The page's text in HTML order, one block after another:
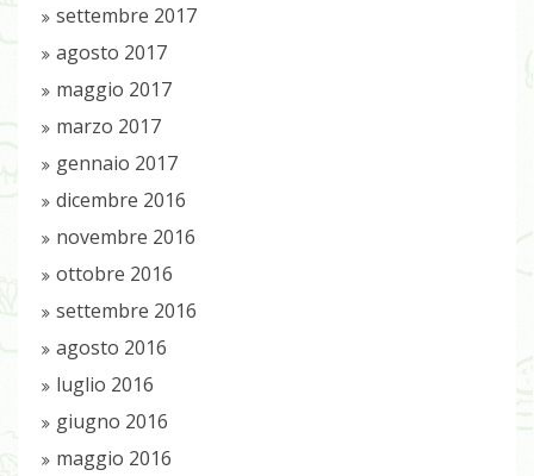
settembre 2017
agosto 2017
maggio 2017
marzo 2017
gennaio 2017
dicembre 2016
novembre 2016
ottobre 2016
settembre 2016
agosto 2016
luglio 2016
giugno 2016
maggio 2016